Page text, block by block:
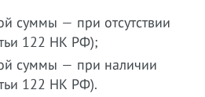
суммы — при отсутствии
122 НК РФ);
суммы — при наличии
122 НК РФ).